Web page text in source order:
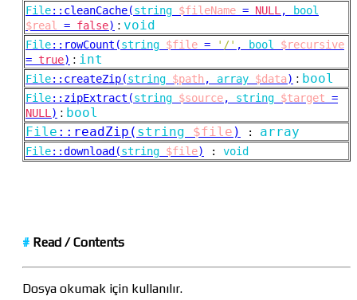
File:: cleanCache(string $fileName = NULL,
bool
$real = false) : void
File:: rowCount(string $file = '/' , bool
$recursive
= true) : int
File:: createZip(string $path , array $data) : bool
File:: zipExtract(string $source, string $target =
NULL) : bool
File :: readZip( string $file ) : array
File::download(string $file) : void
# Read /Contents
Dosya okumak için kullanılır.